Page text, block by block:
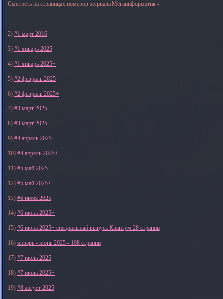
Смотреть на страницах номеров журнала Мегаинформатик -
2) #1 март 2016
3) #1 январь 2025
4) #1 январь 2025+
5) #2 февраль 2025
6) #2 февраль 2025+
7) #3 март 2025
8) #3 март 2025+
9) #4 апрель 2025
10) #4 апрель 2025+
11) #5 май 2025
12) #5 май 2025+
13) #6 июнь 2025
14) #6 июнь 2025+
15) #6 июнь 2025+ специальный выпуск Квантум 28 страниц
16) январь - июнь 2025 - 108 страниц
17) #7 июль 2025
18) #7 июль 2025+
19) #8 август 2025